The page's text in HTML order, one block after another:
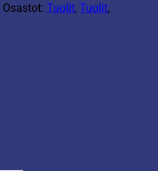
Osastot: Tuolit, Tuolit,